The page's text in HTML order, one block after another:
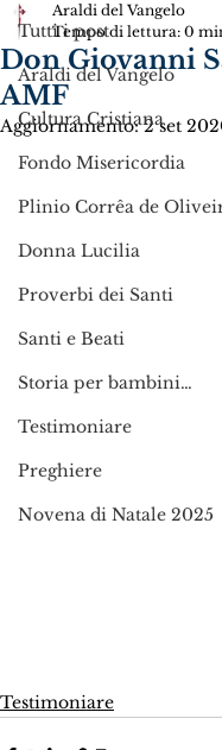
Tutti i post
Araldi del Vangelo
Cultura Cristiana
Fondo Misericordia
Plinio Corrêa de
Donna Lucilia
Proverbi dei Santi
Santi e Beati
Storia per bambini…
Testimoniare
Preghiere
Novena di Natale 2025
Don Giovanni
AMF
Araldi del Vangelo
Tempo di lettura: 0
Aggiornamento:2 set
Testimoniare